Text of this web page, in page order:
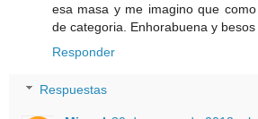
esa masa y me imagino que
de categoria. Enhorabuena y
Responder
Respuestas